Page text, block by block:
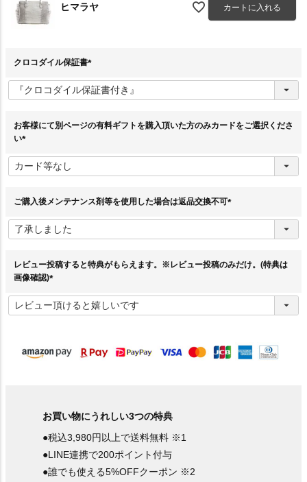
ヒマラヤ カートに入れる
クロコダイル保証書
必
須
お客様にて別ページの有料ギフトを購入頂いた方のみカードをご選択くださ
い
必
須
ご購入後メンテナンス剤等を使用した場合は返品交換不可
須
レビュー投稿すると特典がもらえます。※レビュー投稿のみだけ。(特典は
画像確認)
必
須
お買い物にうれしい3つの特典
●税込3,980円以上で送料無料 ※1
●LINE連携で200ポイント付与
●誰でも使える5%OFFクーポン ※2